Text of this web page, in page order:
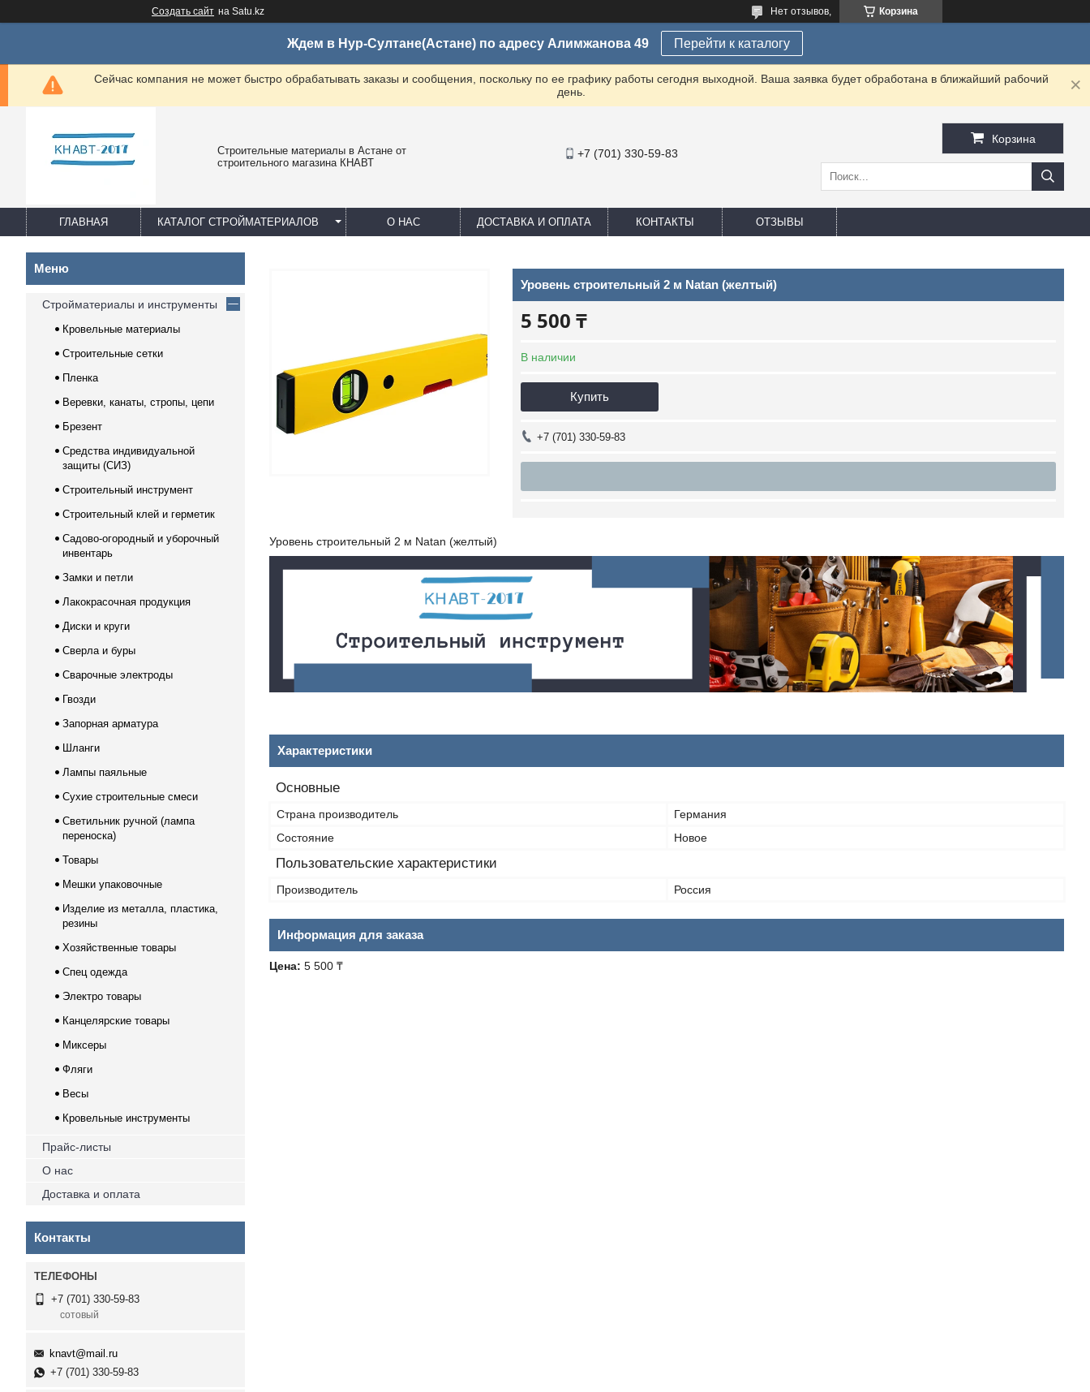
Создать сайт на Satu.kz Корзина
Нет отзывов,
Ждем в Нур-Султане(Астане) по адресу Алимжанова 49 Перейти к каталогу
Сейчас компания не может быстро обрабатывать заказы и сообщения, поскольку по ее графику работы сегодня выходной. Ваша заявка будет обработана в ближайший рабочий
день.
Строительные материалы в Астане от
строительного магазина КНАВТ
+7 (701) 330-59-83
Корзина
ГЛАВНАЯ КАТАЛОГ СТРОЙМАТЕРИАЛОВ О НАС ДОСТАВКА И ОПЛАТА КОНТАКТЫ ОТЗЫВЫ
Уровень строительный 2 м Natan (желтый)
5 500 ₸
В наличии
Купить
+7 (701) 330-59-83
Уровень строительный 2 м Natan (желтый)
Характеристики
Основные
Страна производитель
Германия
Состояние
Новое
Пользовательские характеристики
Производитель Россия
Информация для заказа
Цена: 5 500 ₸
Стройматериалы и инструменты
Кровельные материалы
Строительные сетки
Пленка
Веревки, канаты, стропы, цепи
Брезент
Средства индивидуальной
защиты (СИЗ)
Строительный инструмент
Строительный клей и герметик
Садово-огородный и уборочный
инвентарь
Замки и петли
Лакокрасочная продукция
Диски и круги
Сверла и буры
Сварочные электроды
Гвозди
Запорная арматура
Шланги
Лампы паяльные
Сухие строительные смеси
Светильник ручной (лампа
переноска)
Товары
Мешки упаковочные
Изделие из металла, пластика,
резины
Хозяйственные товары
Спец одежда
Электро товары
Канцелярские товары
Миксеры
Фляги
Весы
Кровельные инструменты
Прайс-листы
О нас
Доставка и оплата
Контакты
+7 (701) 330-59-83
сотовый
knavt@mail.ru
+7 (701) 330-59-83